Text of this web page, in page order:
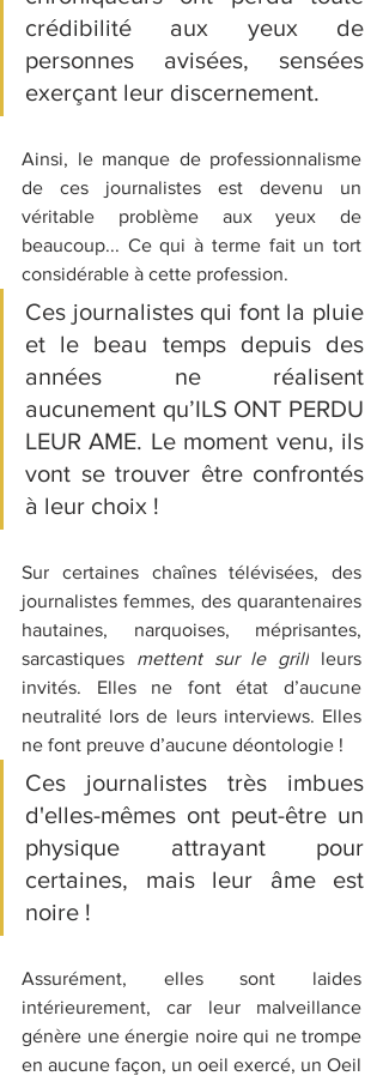
crédibilité aux yeux de
personnes avisées, sensées
exerçant leur discernement.
Ainsi, le manque de professionnalisme
de ces journalistes est devenu un
véritable problème aux yeux de
beaucoup... Ce qui à terme fait un tort
considérable à cette profession.
Ces journalistes qui font la pluie
et le beau temps depuis des
années ne réalisent
aucunement qu’ILS ONT PERDU
LEUR AME. Le moment venu, ils
vont se trouver être confrontés
à leur choix !
Sur certaines chaînes télévisées, des
journalistes femmes, des quarantenaires
hautaines, narquoises, méprisantes,
sarcastiques mettent sur le grill leurs
invités. Elles ne font état d’aucune
neutralité lors de leurs interviews. Elles
ne font preuve d’aucune déontologie !
Ces journalistes très imbues
d'elles-mêmes ont peut-être un
physique attrayant pour
certaines, mais leur âme est
noire !
Assurément, elles sont laides
intérieurement, car leur malveillance
génère une énergie noire qui ne trompe
en aucune façon, un oeil exercé, un Oeil